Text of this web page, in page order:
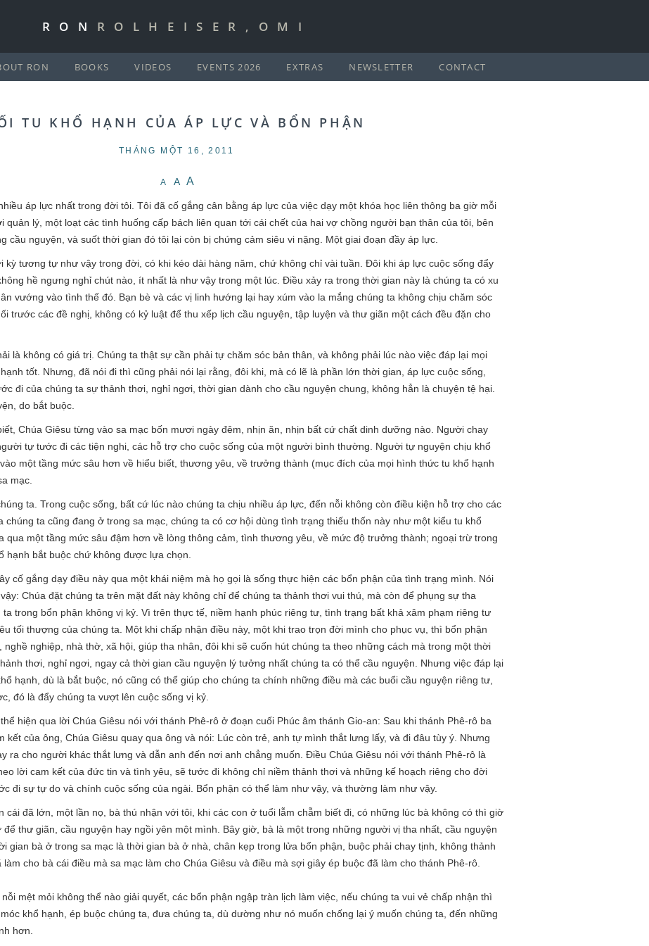
RON ROLHEISER,OMI
RON BOOKS VIDEOS EVENTS 2026 EXTRAS NEWSLETTER CONTACT
TU KHỔ HẠNH CỦA ÁP LỰC VÀ BỔN PHẬN
THÁNG MỘT 16, 2011
A A A
áp lực nhất trong đời tôi. Tôi đã cố gắng cân bằng áp lực của việc dạy một khóa học liên thông ba giờ mỗi
quản lý, một loạt các tình huống cấp bách liên quan tới cái chết của hai vợ chồng người bạn thân của tôi, bên
cầu nguyện, và suốt thời gian đó tôi lại còn bị chứng cảm siêu vi nặng. Một giai đoạn đầy áp lực.
kỳ tương tự như vậy trong đời, có khi kéo dài hàng năm, chứ không chỉ vài tuần. Đôi khi áp lực cuộc sống đẩy
hề ngưng nghỉ chút nào, ít nhất là như vậy trong một lúc. Điều xảy ra trong thời gian này là chúng ta có xu
vướng vào tình thế đó. Bạn bè và các vị linh hướng lại hay xúm vào la mắng chúng ta không chịu chăm sóc
trước các đề nghị, không có kỷ luật để thu xếp lịch cầu nguyện, tập luyện và thư giãn một cách đều đặn cho
là không có giá trị. Chúng ta thật sự cần phải tự chăm sóc bản thân, và không phải lúc nào việc đáp lại mọi
tốt. Nhưng, đã nói đi thì cũng phải nói lại rằng, đôi khi, mà có lẽ là phần lớn thời gian, áp lực cuộc sống,
đi của chúng ta sự thảnh thơi, nghỉ ngơi, thời gian dành cho cầu nguyện chung, không hẳn là chuyện tệ hại.
do bắt buộc.
Chúa Giêsu từng vào sa mạc bốn mươi ngày đêm, nhịn ăn, nhịn bất cứ chất dinh dưỡng nào. Người chay
tự tước đi các tiện nghi, các hỗ trợ cho cuộc sống của một người bình thường. Người tự nguyện chịu khổ
một tầng mức sâu hơn về hiểu biết, thương yêu, về trưởng thành (mục đích của mọi hình thức tu khổ hạnh
mạc.
ta. Trong cuộc sống, bất cứ lúc nào chúng ta chịu nhiều áp lực, đến nỗi không còn điều kiện hỗ trợ cho các
ta cũng đang ở trong sa mạc, chúng ta có cơ hội dùng tình trạng thiếu thốn này như một kiểu tu khổ
qua một tầng mức sâu đậm hơn về lòng thông cảm, tình thương yêu, về mức độ trưởng thành; ngoại trừ trong
bắt buộc chứ không được lựa chọn.
cố gắng dạy điều này qua một khái niệm mà họ gọi là sống thực hiện các bổn phận của tình trạng mình. Nói
Chúa đặt chúng ta trên mặt đất này không chỉ để chúng ta thảnh thơi vui thú, mà còn để phụng sự tha
trong bổn phận không vị kỷ. Vì trên thực tế, niềm hạnh phúc riêng tư, tình trạng bất khả xâm phạm riêng tư
tối thượng của chúng ta. Một khi chấp nhận điều này, một khi trao trọn đời mình cho phục vụ, thì bổn phận
nghiệp, nhà thờ, xã hội, giúp tha nhân, đôi khi sẽ cuốn hút chúng ta theo những cách mà trong một thời
thơi, nghỉ ngơi, ngay cả thời gian cầu nguyện lý tưởng nhất chúng ta có thể cầu nguyện. Nhưng việc đáp lại
hạnh, dù là bắt buộc, nó cũng có thể giúp cho chúng ta chính những điều mà các buổi cầu nguyện riêng tư,
đó là đẩy chúng ta vượt lên cuộc sống vị kỷ.
hiện qua lời Chúa Giêsu nói với thánh Phê-rô ở đoạn cuối Phúc âm thánh Gio-an: Sau khi thánh Phê-rô ba
kết của ông, Chúa Giêsu quay qua ông và nói: Lúc còn trẻ, anh tự mình thắt lưng lấy, và đi đâu tùy ý. Nhưng
ra cho người khác thắt lưng và dẫn anh đến nơi anh chẳng muốn. Điều Chúa Giêsu nói với thánh Phê-rô là
lời cam kết của đức tin và tình yêu, sẽ tước đi không chỉ niềm thảnh thơi và những kế hoạch riêng cho đời
đi sự tự do và chính cuộc sống của ngài. Bổn phận có thể làm như vậy, và thường làm như vậy.
cái đã lớn, một lần nọ, bà thú nhận với tôi, khi các con ở tuổi lẫm chẫm biết đi, có những lúc bà không có thì giờ
thư giãn, cầu nguyện hay ngồi yên một mình. Bây giờ, bà là một trong những người vị tha nhất, cầu nguyện
gian bà ở trong sa mạc là thời gian bà ở nhà, chân kẹp trong lửa bổn phận, buộc phải chay tịnh, không thảnh
cho bà cái điều mà sa mạc làm cho Chúa Giêsu và điều mà sợi giây ép buộc đã làm cho thánh Phê-rô.
mệt mỏi không thể nào giải quyết, các bổn phận ngập tràn lịch làm việc, nếu chúng ta vui vẻ chấp nhận thì
khổ hạnh, ép buộc chúng ta, đưa chúng ta, dù dường như nó muốn chống lại ý muốn chúng ta, đến những
hơn.